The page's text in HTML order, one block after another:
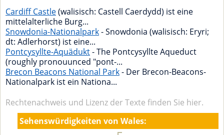
Cardiff Castle(walisisch: Castell Caerdydd) ist eine
mittelalterliche Burg...
Snowdonia-Nationalpark- Snowdonia (walisisch: Eryri;
dt: Adlerhorst) ist eine...
Pontcysyllte-Aquädukt- The Pontcysyllte Aqueduct
(roughly pronouunced "pont-...
Brecon Beacons National Park- Der Brecon-Beacons-
Nationalpark ist ein Nationa...
Rechtenachweis und Lizenz der Texte finden Sie hier.
Sehenswürdigkeiten von Wales: